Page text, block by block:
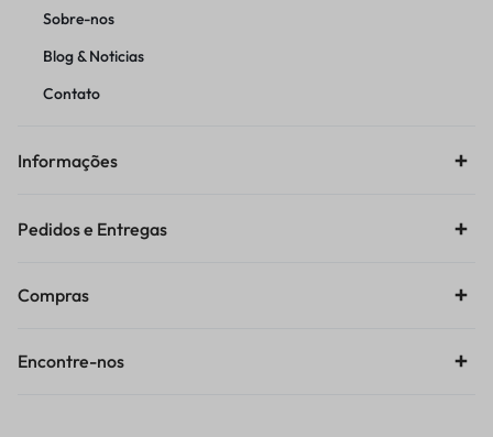
Sobre-nos
Blog & Noticias
Contato
Informações
Pedidos e Entregas
Compras
Encontre-nos